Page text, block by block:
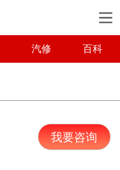
汽修 百科
我要咨询